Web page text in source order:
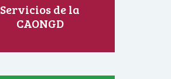
Servicios de la
CAONGD